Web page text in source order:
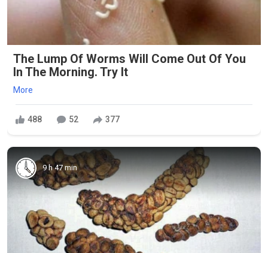
The Lump Of Worms Will Come Out Of You
In The Morning. Try It
More
488 52 377
9 h 47 min